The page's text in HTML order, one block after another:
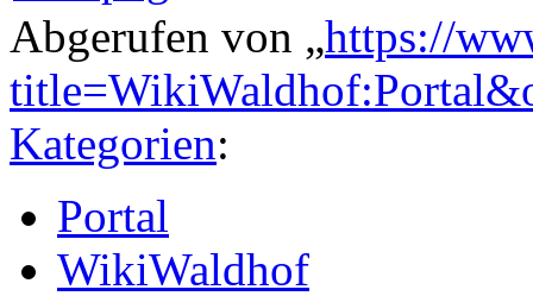
Abgerufen von „https://
Kategorien:
Portal
WikiWaldhof